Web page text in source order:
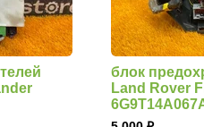
блок
Land Rover